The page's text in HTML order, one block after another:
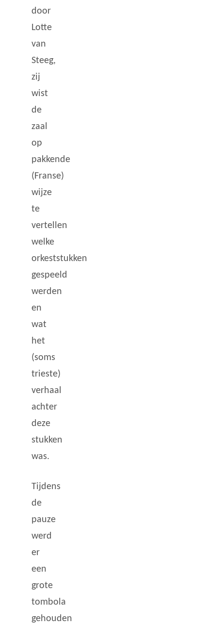
door
Lotte
van
Steeg,
zij
wist
de
zaal
op
pakkende
(Franse)
wijze
te
vertellen
welke
orkeststukken
gespeeld
werden
en
wat
het
(soms
trieste)
verhaal
achter
deze
stukken
was.
Tijdens
de
pauze
werd
er
een
grote
tombola
gehouden